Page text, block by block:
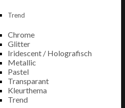
Trend
Chrome
Glitter
Iridescent / Holografisch
Metallic
Pastel
Transparant
Kleurthema
Trend